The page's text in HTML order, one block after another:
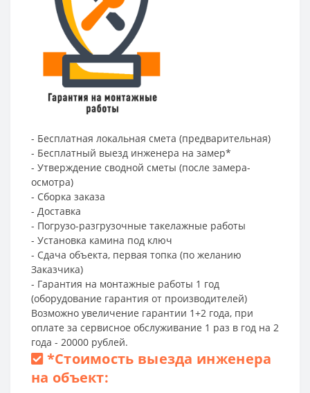
- Бесплатная локальная смета (предварительная)
- Бесплатный выезд инженера на замер*
- Утверждение сводной сметы (после замера-
осмотра)
- Сборка заказа
- Доставка
- Погрузо-разгрузочные такелажные работы
- Установка камина под ключ
- Сдача объекта, первая топка (по желанию
Заказчика)
- Гарантия на монтажные работы 1 год
(оборудование гарантия от производителей)
Возможно увеличение гарантии 1+2 года, при
оплате за сервисное обслуживание 1 раз в год на 2
года - 20000 рублей.
*Стоимость выезда инженера
на объект: